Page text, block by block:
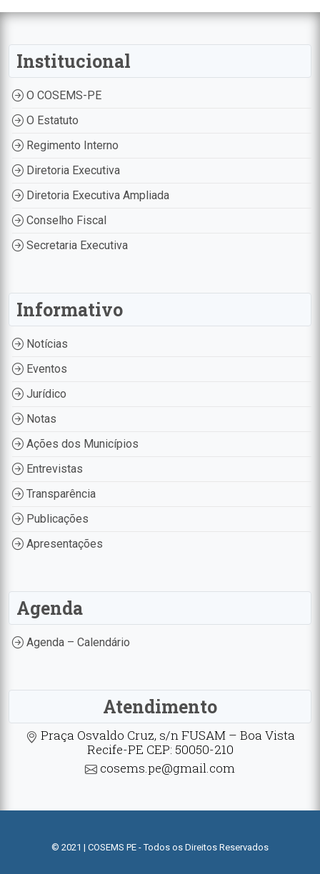
Institucional
O COSEMS-PE
O Estatuto
Regimento Interno
Diretoria Executiva
Diretoria Executiva Ampliada
Conselho Fiscal
Secretaria Executiva
Informativo
Notícias
Eventos
Jurídico
Notas
Ações dos Municípios
Entrevistas
Transparência
Publicações
Apresentações
Agenda
Agenda – Calendário
Atendimento
Praça Osvaldo Cruz, s/n FUSAM – Boa Vista
Recife-PE CEP: 50050-210
cosems.pe@gmail.com
© 2021 | COSEMS PE - Todos os Direitos Reservados